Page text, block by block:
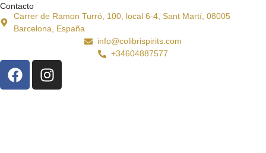
Contacto
Carrer de Ramon Turró, 100, local 6-4, Sant Martí, 08005
Barcelona, España
info@colibrispirits.com
+34604887577